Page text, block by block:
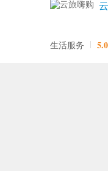
生活服务 5.0